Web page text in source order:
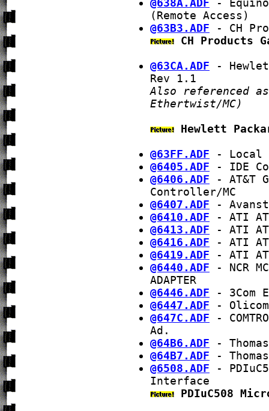
(Remote Access)
@63B3.ADF - CH
CH Products
@63CA.ADF -
Rev 1.1
Also referenced
Ethertwist/MC)
Hewlett
@63FF.ADF - Local
@6405.ADF - IDE
@6406.ADF - AT&T
Controller/MC
@6407.ADF -
@6410.ADF - ATI
@6413.ADF - ATI
@6416.ADF - ATI
@6419.ADF - ATI
@6440.ADF - NCR
ADAPTER
@6446.ADF - 3Com
@6447.ADF -
@647C.ADF -
Ad.
@64B6.ADF -
@64B7.ADF -
@6508.ADF -
Interface
PDIuC508